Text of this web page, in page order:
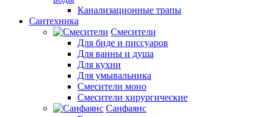
Канализационные трапы
Сантехника
Смесители
Для биде и писсуаров
Для ванны и душа
Для кухни
Для умывальника
Смесители моно
Смесители хирургические
Санфаянс